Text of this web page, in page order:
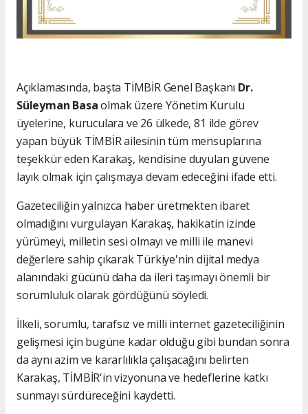
Açıklamasında, başta TİMBİR Genel Başkanı Dr.
Süleyman Basaolmak üzere Yönetim Kurulu
üyelerine, kuruculara ve 26 ülkede, 81 ilde görev
yapan büyük TİMBİR ailesinin tüm mensuplarına
teşekkür eden Karakaş, kendisine duyulan güvene
layık olmak için çalışmaya devam edeceğini ifade etti.
Gazeteciliğin yalnızca haber üretmekten ibaret
olmadığını vurgulayan Karakaş, hakikatin izinde
yürümeyi, milletin sesi olmayı ve milli ile manevi
değerlere sahip çıkarak Türkiye'nin dijital medya
alanındaki gücünü daha da ileri taşımayı önemli bir
sorumluluk olarak gördüğünü söyledi.
İlkeli, sorumlu, tarafsız ve milli internet gazeteciliğinin
gelişmesi için bugüne kadar olduğu gibi bundan sonra
da aynı azim ve kararlılıkla çalışacağını belirten
Karakaş, TİMBİR'in vizyonuna ve hedeflerine katkı
sunmayı sürdüreceğini kaydetti.